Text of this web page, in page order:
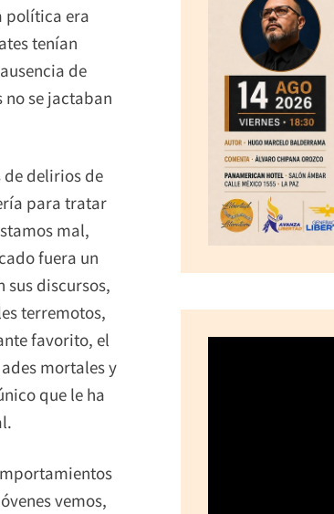
política era
tenían
de
se jactaban
de delirios de
para tratar
mal,
fuera un
discursos,
terremotos,
favorito, el
mortales y
que le ha
vemos,